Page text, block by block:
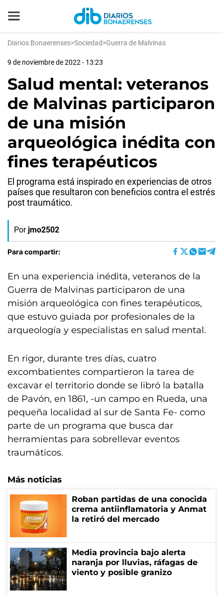
Diarios Bonaerenses>Sociedad>Guerra de Malvinas
9 de noviembre de 2022 - 13:23
Salud mental: veteranos
de Malvinas participaron
de una misión
arqueológica inédita con
fines terapéuticos
El programa está inspirado en experiencias de otros
países que resultaron con beneficios contra el estrés
post traumático.
Por jmo2502
Para compartir:
En una experiencia inédita, veteranos de la
Guerra de Malvinas participaron de una
misión arqueológica con fines terapéuticos,
que estuvo guiada por profesionales de la
arqueología y especialistas en salud mental.
En rigor, durante tres días, cuatro
excombatientes compartieron la tarea de
excavar el territorio donde se libró la batalla
de Pavón, en 1861, -un campo en Rueda, una
pequeña localidad al sur de Santa Fe- como
parte de un programa que busca dar
herramientas para sobrellevar eventos
traumáticos.
Más noticias
Roban partidas de una conocida
crema antiinflamatoria y Anmat
la retiró del mercado
Media provincia bajo alerta
naranja por lluvias, ráfagas de
viento y posible granizo